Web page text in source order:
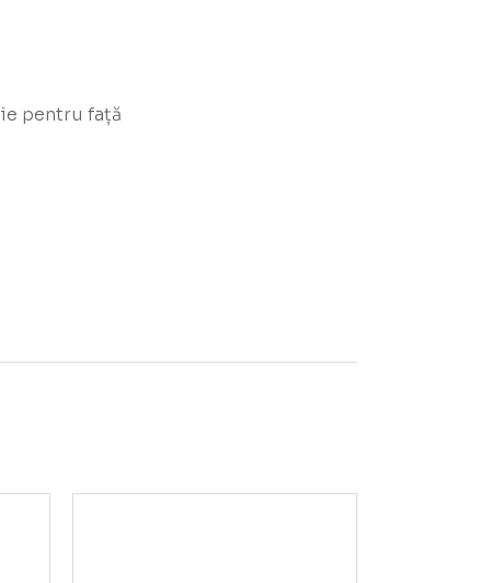
pentru față